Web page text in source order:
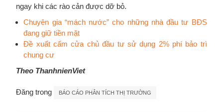
ngay khi các rào cản được dỡ bỏ.
Chuyên gia “mách nước” cho những nhà đầu tư BĐS
đang giữ tiền mặt
Đề xuất cấm cửa chủ đầu tư sử dụng 2% phí bảo trì
chung cư
Theo ThanhnienViet
Đăng trong BÁO CÁO PHÂN TÍCH THỊ TRƯỜNG